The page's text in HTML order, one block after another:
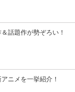
話題作が勢ぞろい！
ニメを一挙紹介！